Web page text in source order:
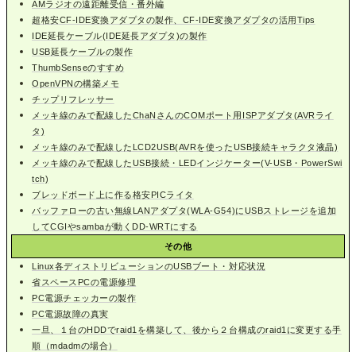
AMラジオの遠距離受信・番外編
超格安CF-IDE変換アダプタの製作、CF-IDE変換アダプタの活用Tips
IDE延長ケーブル(IDE延長アダプタ)の製作
USB延長ケーブルの製作
ThumbSenseのすすめ
OpenVPNの構築メモ
チップリフレッサー
メッキ線のみで配線したChaNさんのCOMポート用ISPアダプタ(AVRライ
タ)
メッキ線のみで配線したLCD2USB(AVRを使ったUSB接続キャラクタ液晶)
メッキ線のみで配線したUSB接続・LEDインジケーター(V-USB・PowerSwi
tch)
ブレッドボード上に作る格安PICライタ
バッファローの古い無線LANアダプタ(WLA-G54)にUSBストレージを追加
してCGIやsambaが動くDD-WRTにする
その他
Linux各ディストリビューションのUSBブート・対応状況
省スペースPCの電源修理
PC電源チェッカーの製作
PC電源故障の真実
一旦、１台のHDDでraid1を構築して、後から２台構成のraid1に変更する手
順（mdadmの場合）